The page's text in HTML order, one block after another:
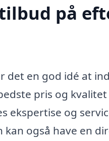
på
det en god idé at
pris og
ekspertise og
også have en